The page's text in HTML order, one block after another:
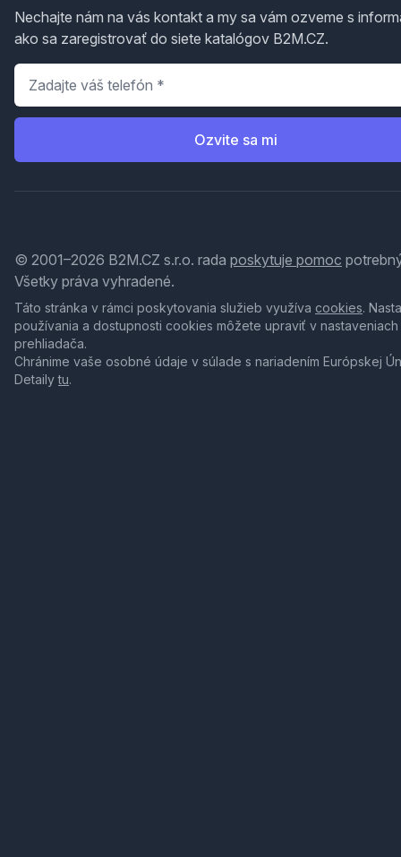
Nechajte nám na vás kontakt a my sa vám ozveme s
ako sa zaregistrovať do siete katalógov B2M.CZ.
Telefón
Ozvite sa mi
© 2001–2026 B2M.CZ s.r.o. rada poskytuje pomoc
Všetky práva vyhradené.
Táto stránka v rámci poskytovania služieb využíva cookies.
používania a dostupnosti cookies môžete upraviť v nastaveniach
prehliadača.
Chránime vaše osobné údaje v súlade s nariadením Európskej
Detailytu.